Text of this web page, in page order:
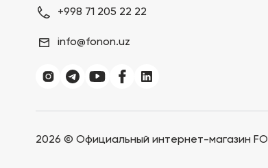
+998 71 205 22 22
info@fonon.uz
2026 © Официальный интернет-магазин